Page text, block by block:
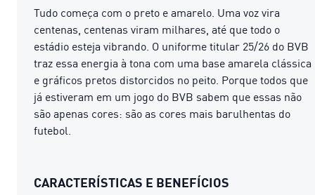
Tudo começa com o preto e amarelo. Uma voz vira
centenas, centenas viram milhares, até que todo o
estádio esteja vibrando. O uniforme titular 25/26 do BVB
traz essa energia à tona com uma base amarela clássica
e gráficos pretos distorcidos no peito. Porque todos que
já estiveram em um jogo do BVB sabem que essas não
são apenas cores: são as cores mais barulhentas do
futebol.
CARACTERÍSTICAS E BENEFÍCIOS